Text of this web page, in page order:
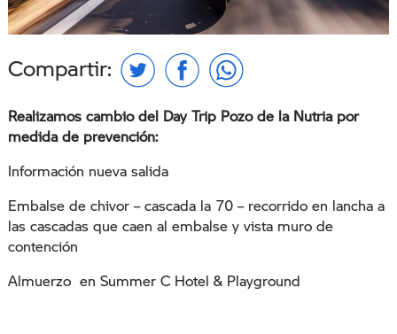
Realizamos cambio del Day Trip Pozo de la Nutria por
medida de prevención:
Información nueva salida
Embalse de chivor – cascada la 70 – recorrido en lancha a
las cascadas que caen al embalse y vista muro de
contención
Almuerzo en Summer C Hotel & Playground
Compartir: